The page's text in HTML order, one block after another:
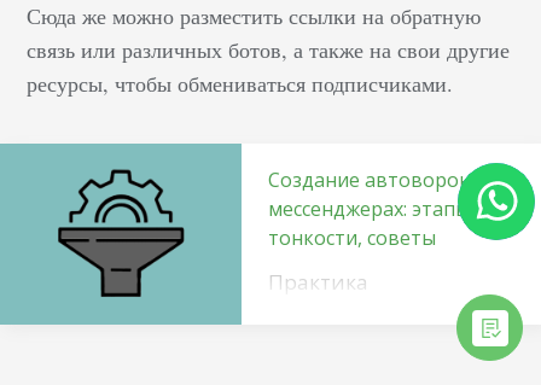
Сюда же можно разместить ссылки на обратную
связь или различных ботов, а также на свои другие
ресурсы, чтобы обмениваться подписчиками.
Создание автоворонки в
мессенджерах: этапы,
тонкости, советы
Практика